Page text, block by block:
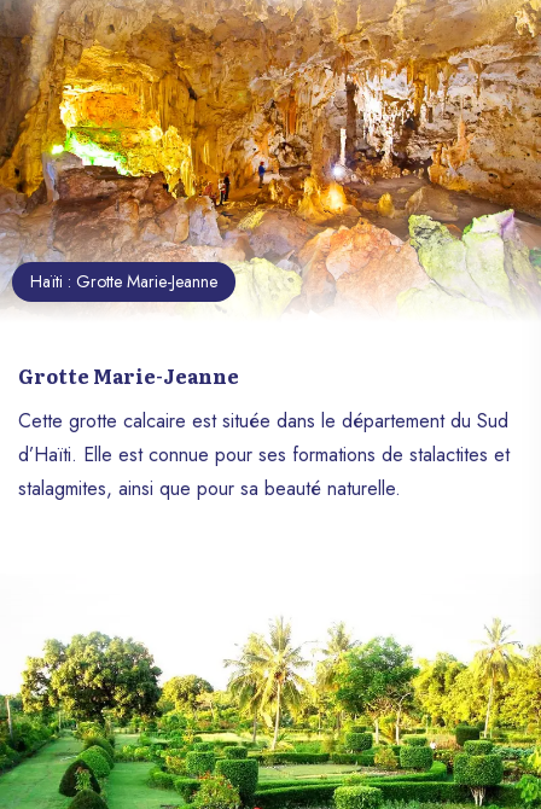
Haïti : Grotte Marie-Jeanne
Grotte Marie-Jeanne
Cette grotte calcaire est située dans le département du Sud
d’Haïti. Elle est connue pour ses formations de stalactites et
stalagmites, ainsi que pour sa beauté naturelle.